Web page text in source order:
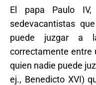
El papa Paulo
sedevacantistas
puede juzgar a
correctamente entre
quien nadie puede
ej., Benedicto XVI)